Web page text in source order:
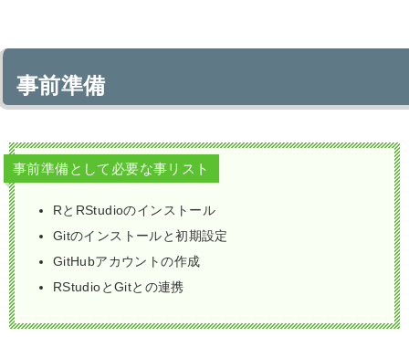
事前準備
事前準備として必要な事リスト
RとRStudioのインストール
Gitのインストールと初期設定
GitHubアカウントの作成
RStudioとGitとの連携